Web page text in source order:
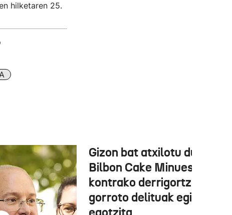
hilketaren 25.
Gizon bat atxilotu dute,
Bilbon Cake Minuesaren
kontrako derrigortze eta
gorroto delituak egitea